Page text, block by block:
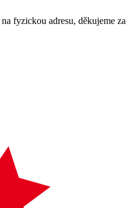
fyzickou adresu, děkujeme za